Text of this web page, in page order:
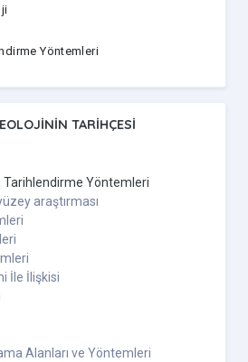
Yöntemleri
TARIHÇESI
Tarihlendirme Yöntemleri
araştırması
İle İlişkisi
Alanları ve Yöntemleri